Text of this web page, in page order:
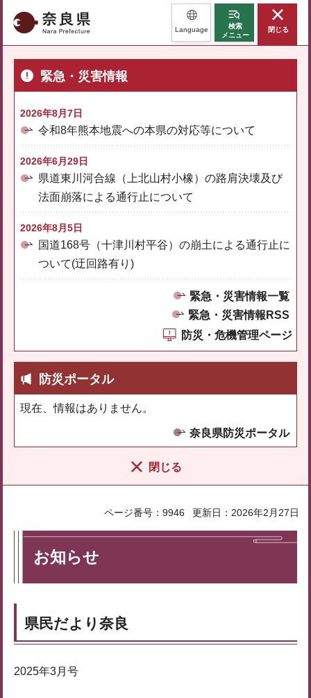
奈良県 Language
検索
メニュー
閉じる
緊急・災害情報
2026年8月7日
令和8年熊本地震への本県の対応等について
2026年6月29日
県道東川河合線（上北山村小橡）の路肩決壊及び
法面崩落による通行止について
2026年8月5日
国道168号（十津川村平谷）の崩土による通行止に
ついて(迂回路有り)
緊急・災害情報一覧
緊急・災害情報RSS
防災・危機管理ページ
防災ポータル
現在、情報はありません。
奈良県防災ポータル
閉じる
ページ番号：9946 更新日：2026年2月27日
お知らせ
県民だより奈良
2025年3月号